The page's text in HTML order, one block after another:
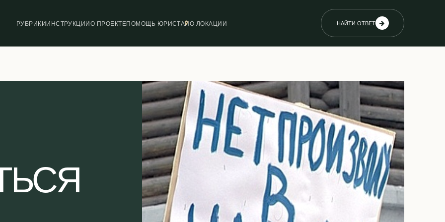
РУБРИКИИНСТРУКЦИИО ПРОЕКТЕПОМОЩЬ ЮРИСТАПО ЛОКАЦИИ НАЙТИ ОТВЕТ